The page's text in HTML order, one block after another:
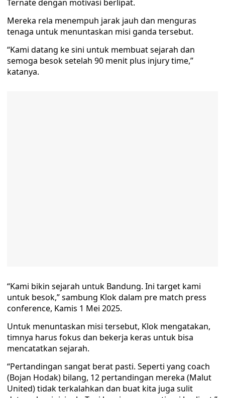
Ternate dengan motivasi berlipat.
Mereka rela menempuh jarak jauh dan menguras
tenaga untuk menuntaskan misi ganda tersebut.
“Kami datang ke sini untuk membuat sejarah dan
semoga besok setelah 90 menit plus injury time,”
katanya.
“Kami bikin sejarah untuk Bandung. Ini target kami
untuk besok,” sambung Klok dalam pre match press
conference, Kamis 1 Mei 2025.
Untuk menuntaskan misi tersebut, Klok mengatakan,
timnya harus fokus dan bekerja keras untuk bisa
mencatatkan sejarah.
“Pertandingan sangat berat pasti. Seperti yang coach
(Bojan Hodak) bilang, 12 pertandingan mereka (Malut
United) tidak terkalahkan dan buat kita juga sulit